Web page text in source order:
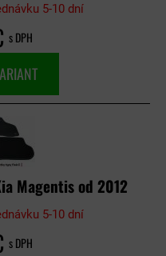
5-10 dní
s DPH
Magentis od 2012
5-10 dní
s DPH